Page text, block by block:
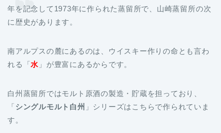
年を記念して1973年に作られた蒸留所で、山崎蒸留所の次
に歴史があります。
南アルプスの麓にあるのは、ウイスキー作りの命とも言わ
れる「水 」が豊富にあるからです。
白州蒸留所ではモルト原酒の製造・貯蔵を担っており、
「シングルモルト白州 」シリーズはこちらで作られていま
す。